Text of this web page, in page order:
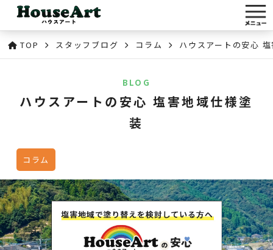
TOP スタッフブログ コラム ハウスアートの安心
BLOG
ハウスアートの安心 塩害地域仕様塗
装
コラム